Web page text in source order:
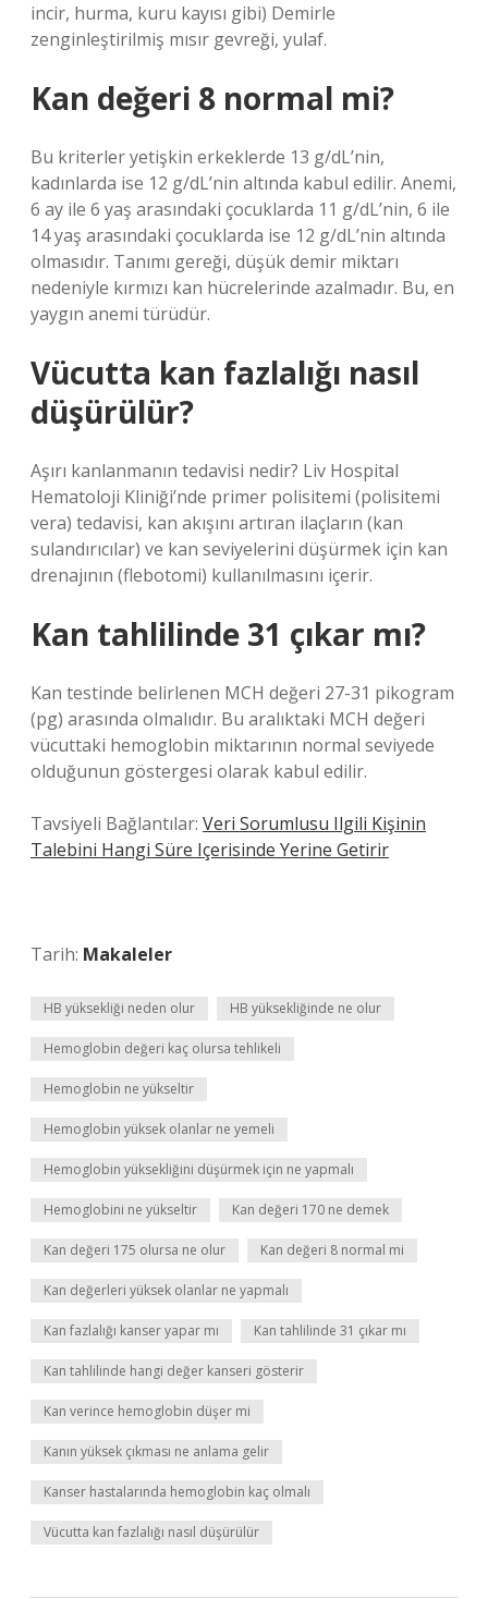
incir, hurma, kuru kayısı gibi) Demirle
zenginleştirilmiş mısır gevreği, yulaf.
Kan değeri 8 normal mi?
Bu kriterler yetişkin erkeklerde 13 g/dL’nin,
kadınlarda ise 12 g/dL’nin altında kabul edilir. Anemi,
6 ay ile 6 yaş arasındaki çocuklarda 11 g/dL’nin, 6 ile
14 yaş arasındaki çocuklarda ise 12 g/dL’nin altında
olmasıdır. Tanımı gereği, düşük demir miktarı
nedeniyle kırmızı kan hücrelerinde azalmadır. Bu, en
yaygın anemi türüdür.
Vücutta kan fazlalığı nasıl
düşürülür?
Aşırı kanlanmanın tedavisi nedir? Liv Hospital
Hematoloji Kliniği’nde primer polisitemi (polisitemi
vera) tedavisi, kan akışını artıran ilaçların (kan
sulandırıcılar) ve kan seviyelerini düşürmek için kan
drenajının (flebotomi) kullanılmasını içerir.
Kan tahlilinde 31 çıkar mı?
Kan testinde belirlenen MCH değeri 27-31 pikogram
(pg) arasında olmalıdır. Bu aralıktaki MCH değeri
vücuttaki hemoglobin miktarının normal seviyede
olduğunun göstergesi olarak kabul edilir.
Tavsiyeli Bağlantılar: Veri Sorumlusu Ilgili Kişinin
Talebini Hangi Süre Içerisinde Yerine Getirir
Tarih: Makaleler
HB yüksekliği neden olur HB yüksekliğinde ne olur
Hemoglobin değeri kaç olursa tehlikeli
Hemoglobin ne yükseltir
Hemoglobin yüksek olanlar ne yemeli
Hemoglobin yüksekliğini düşürmek için ne yapmalı
Hemoglobini ne yükseltir Kan değeri 170 ne demek
Kan değeri 175 olursa ne olur Kan değeri 8 normal mi
Kan değerleri yüksek olanlar ne yapmalı
Kan fazlalığı kanser yapar mı Kan tahlilinde 31 çıkar mı
Kan tahlilinde hangi değer kanseri gösterir
Kan verince hemoglobin düşer mi
Kanın yüksek çıkması ne anlama gelir
Kanser hastalarında hemoglobin kaç olmalı
Vücutta kan fazlalığı nasıl düşürülür